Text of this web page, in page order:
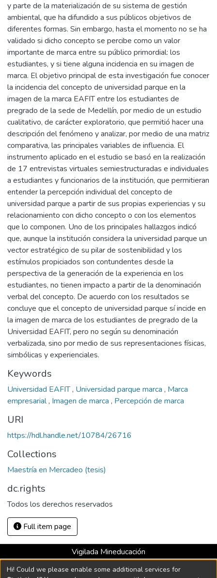
y parte de la materialización de su sistema de gestión
ambiental, que ha difundido a sus públicos objetivos de
diferentes formas. Sin embargo, hasta el momento no se ha
validado si dicho concepto se percibe como un valor
importante de marca entre su público primordial: los
estudiantes, y si tiene alguna incidencia en su imagen de
marca. El objetivo principal de esta investigación fue conocer
la incidencia del concepto de universidad parque en la
imagen de la marca EAFIT entre los estudiantes de
pregrado de la sede de Medellín, por medio de un estudio
cualitativo, de carácter exploratorio, que permitió hacer una
descripción del fenómeno y analizar, por medio de una matriz
comparativa, las principales variables de influencia. El
instrumento aplicado en el estudio se basó en la realización
de 17 entrevistas virtuales semiestructuradas e individuales
a estudiantes y funcionarios de la institución, que permitieran
entender la percepción individual del concepto de
universidad parque a partir de sus propias experiencias y su
relacionamiento con dicho concepto o con los elementos
que lo componen. Uno de los principales hallazgos indicó
que, aunque la institución considera la universidad parque un
vector estratégico de su pilar de sostenibilidad y los
estímulos propiciados son contundentes desde la
perspectiva de la generación de la experiencia en los
estudiantes, no tienen impacto a partir de la denominación
verbal del concepto. De acuerdo con los resultados se
concluye que el concepto de universidad parque sí incide en
la imagen de marca de los estudiantes de pregrado de la
Universidad EAFIT, pero no según su denominación
verbalizada, sino por medio de sus representaciones físicas,
simbólicas y experienciales.
Keywords
Universidad EAFIT, Universidad parque marca , Marca
empresarial, Imagen de marca , Percepción de marca
URI
https://hdl.handle.net/10784/26716
Collections
Maestría en Mercadeo (tesis)
dc.rights
Todos los derechos reservados
Full item page
Vigilada Mineducación
Universidad con Acreditación Institucional hasta 2026 -
Resolución MEN 2158 de 2018
Hi! Could we please enable some additional services for